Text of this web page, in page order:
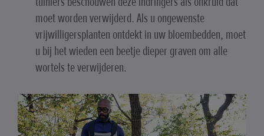
moet worden verwijderd. Als u ongewenste
vrijwilligersplanten ontdekt in uw bloembedden, moet
u bij het wieden een beetje dieper graven om alle
wortels te verwijderen.